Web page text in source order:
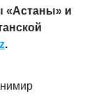
«Астаны» и
.